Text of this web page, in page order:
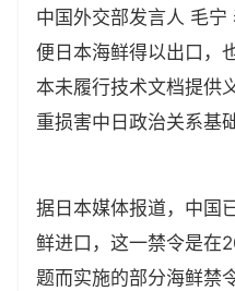
中国外交部发言人 毛宁
便日本海鲜得以出口，
本未履行技术文档提供
重损害中日政治关系基础
据日本媒体报道，中国
鲜进口，这一禁令是在
题而实施的部分海鲜禁